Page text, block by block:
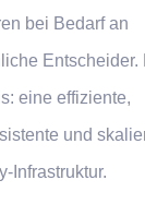
bei Bedarf an
Entscheider.
eine effiziente,
und
Infrastruktur.